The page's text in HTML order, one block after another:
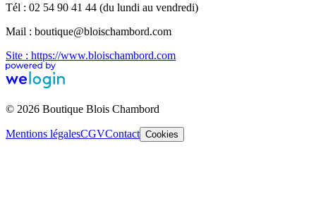
Tél : 02 54 90 41 44 (du lundi au vendredi)
Mail : boutique@bloischambord.com
Site : https://www.bloischambord.com
© 2026 Boutique Blois Chambord
Mentions légalesCGVContact Cookies